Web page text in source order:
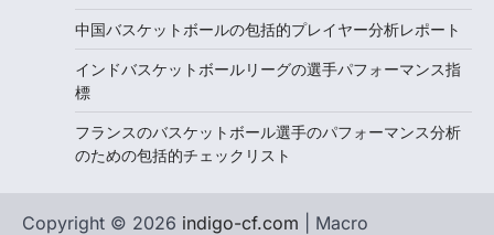
中国バスケットボールの包括的プレイヤー分析レポート
インドバスケットボールリーグの選手パフォーマンス指
標
フランスのバスケットボール選手のパフォーマンス分析
のための包括的チェックリスト
Copyright © 2026 indigo-cf.com | Macro